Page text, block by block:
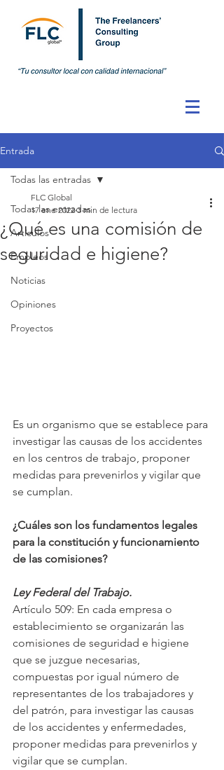
Entrada
Todas las entradas
Artículos
Empleos
Noticias
Opiniones
Proyectos
Todas las entradas
¿Qué es una comisión de
seguridad e higiene?
FLC Global
17 ene 2022 3 min de lectura
Es un organismo que se establece para
investigar las causas de los accidentes
en los centros de trabajo, proponer
medidas para prevenirlos y vigilar que
se cumplan.
¿Cuáles son los fundamentos legales
para la constitución y funcionamiento
de las comisiones?
Ley Federal del Trabajo.
Artículo 509: En cada empresa o
establecimiento se organizarán las
comisiones de seguridad e higiene
que se juzgue necesarias,
compuestas por igual número de
representantes de los trabajadores y
del patrón, para investigar las causas
de los accidentes y enfermedades,
proponer medidas para prevenirlos y
vigilar que se cumplan.